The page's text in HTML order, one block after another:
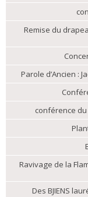
Remise du
Parole d’Ancien :
conférence du
Ravivage de la
Des BJIENS